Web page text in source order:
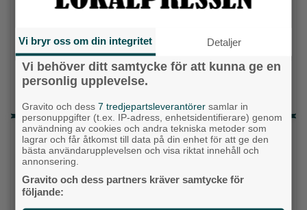
Topp tre denna veckan
järnvägen
Då börjar tågen rulla igen: ”Vi ligger bra i fas”
Senaste artiklarna
Alingsås
Vi bryr oss om din integritet Detaljer
Vi behöver ditt samtycke för att kunna ge en
personlig upplevelse.
Gravito och dess7 tredjepartsleverantörer samlar in
personuppgifter (t.ex. IP-adress, enhetsidentifierare) genom
användning av cookies och andra tekniska metoder som
lagrar och får åtkomst till data på din enhet för att ge den
bästa användarupplevelsen och visa riktat innehåll och
annonsering.
Gravito och dess partners kräver samtycke för
följande: